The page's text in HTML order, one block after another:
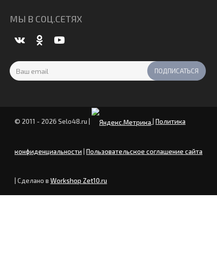
МЫ В СОЦ.СЕТЯХ
© 2011 - 2026 Selo48.ru Политика
конфиденциальности | Пользовательское соглашение сайта
| Сделано в Workshop Zet10.ru